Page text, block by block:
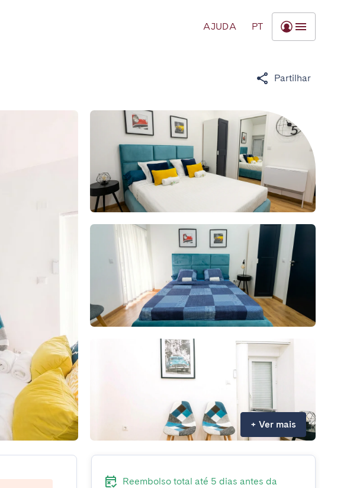
AJUDA PT
Partilhar
+ Ver mais
Reembolso total até 5 dias antes da